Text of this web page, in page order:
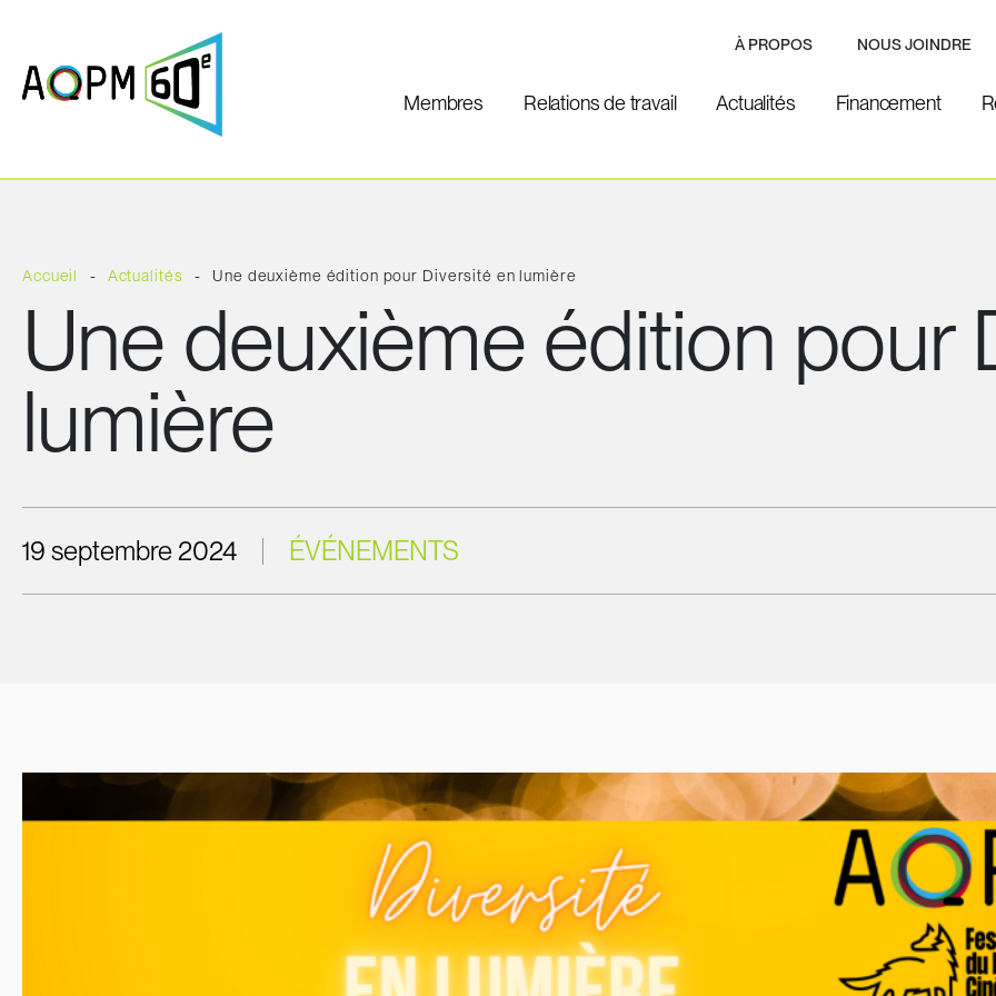
À PROPOS NOUS JOINDRE
Membres Relations de travail Actualités Financement
Accueil Actualités Une deuxième édition pour Diversité en lumière
Une deuxième édition pour
lumière
19 septembre 2024 ÉVÉNEMENTS